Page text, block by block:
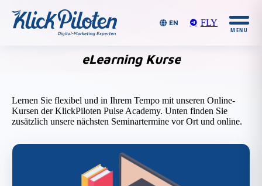
EN FLY
eLearning Kurse
Lernen Sie flexibel und in Ihrem Tempo mit unseren Online-
Kursen der KlickPiloten Pulse Academy. Unten finden Sie
zusätzlich unsere nächsten Seminartermine vor Ort und online.